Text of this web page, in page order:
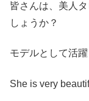
皆さんは、美人
しょうか？
モデルとして活
She is very